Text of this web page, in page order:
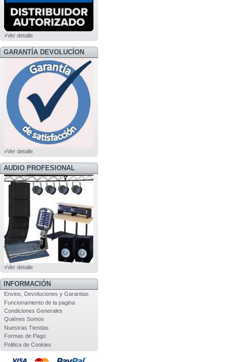
»Ver detalle
GARANTÍA DEVOLUCÍON
»Ver detalle
AUDIO PROFESIONAL
»Ver detalle
INFORMACIÓN
Envios, Devoluciones y Garantias
Funcionamiento de la pagina
Condiciones Generales
Quiénes Somos
Nuestras Tiendas
Formas de Pago
Politica de Cookies